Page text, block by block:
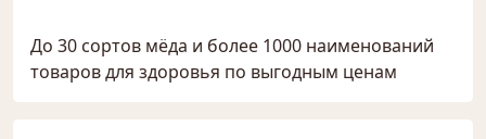
До 30 сортов мёда и более 1000 наименований
товаров для здоровья по выгодным ценам